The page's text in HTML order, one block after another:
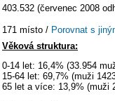
403.532 (červenec 2008
171 místo / Porovnat s
Věková struktura:
0-14 let: 16,4% (33.954
15-64 let: 69,7% (muži
65 let a více: 13,9% (muži